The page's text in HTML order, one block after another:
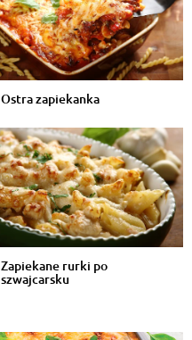
Ostra zapiekanka
Zapiekane rurki po
szwajcarsku